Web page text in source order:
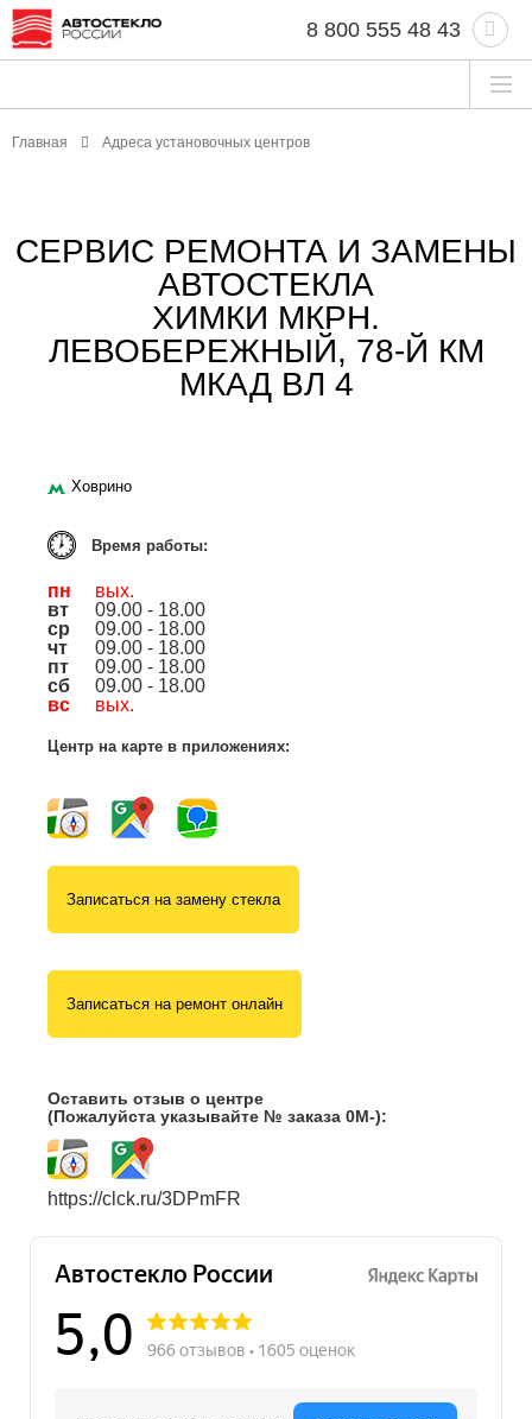
8 800 555 48 43
Главная Адреса установочных центров
СЕРВИС РЕМОНТА И ЗАМЕНЫ
АВТОСТЕКЛА
ХИМКИ МКРН.
ЛЕВОБЕРЕЖНЫЙ, 78-Й КМ
МКАД ВЛ 4
Ховрино
Время работы:
пн
вых.
вт
09.00 - 18.00
ср
09.00 - 18.00
чт
09.00 - 18.00
пт
09.00 - 18.00
сб
09.00 - 18.00
вс
вых.
Центр на карте в приложениях:
Записаться на замену стекла
Записаться на ремонт онлайн
Оставить отзыв о центре
(Пожалуйста указывайте № заказа 0М-):
https://clck.ru/3DPmFR